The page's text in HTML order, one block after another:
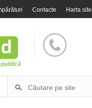
Contacte Harta